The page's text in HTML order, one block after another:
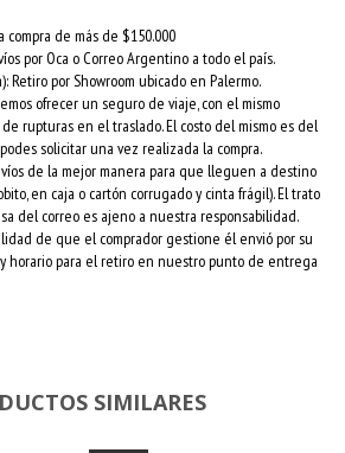
compra de más de $150.000
por Oca o Correo Argentino a todo el país.
Retiro por Showroom ubicado en Palermo.
ofrecer un seguro de viaje, con el mismo
rupturas en el traslado. El costo del mismo es del
solicitar una vez realizada la compra.
de la mejor manera para que lleguen a destino
en caja o cartón corrugado y cinta frágil). El trato
del correo es ajeno a nuestra responsabilidad.
de que el comprador gestione él envió por su
horario para el retiro en nuestro punto de entrega
SIMILARES